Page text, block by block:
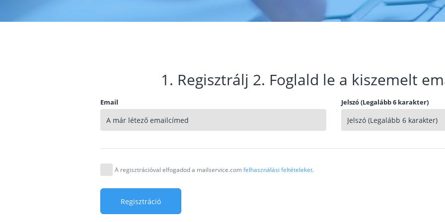
1. Regisztrálj 2. Foglald le a kiszemelt
Email Jelszó (Legalább 6 karakter)
A regisztrációval elfogadod a mailservice.comfelhasználási feltételeket.
Regisztráció